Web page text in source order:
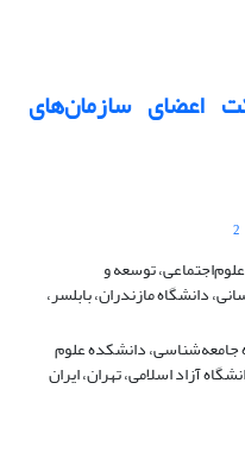
اعضای سازمان‌های
2
توسعه و
دانشگاه مازندران، بابلسر،
دانشکده علوم
آزاد اسلامی، تهران، ایران